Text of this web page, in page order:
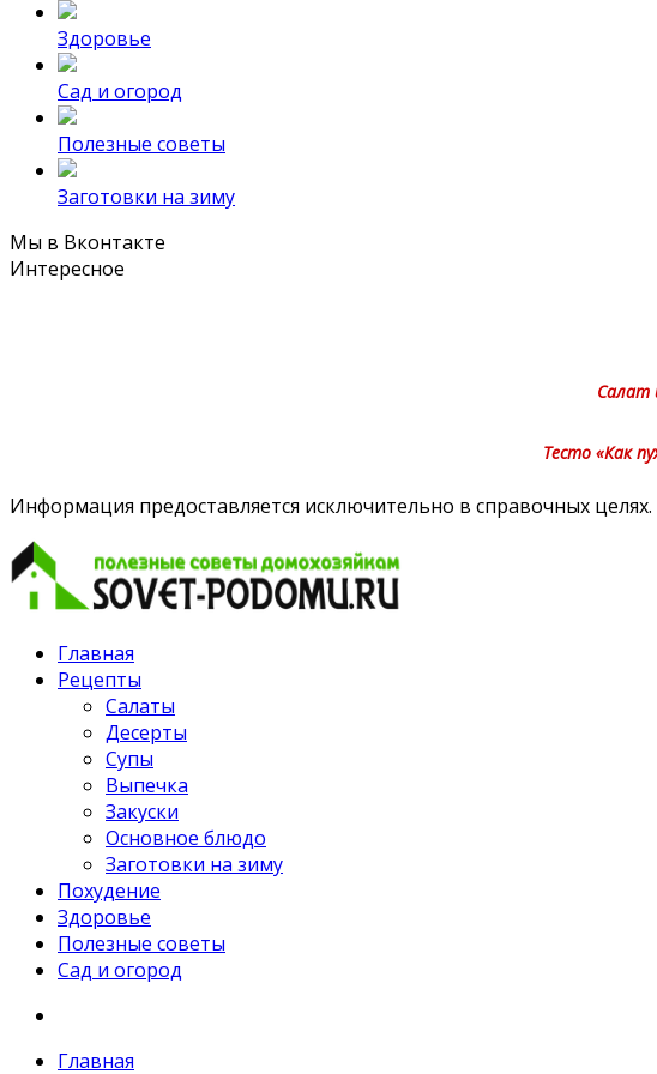
Здоровье
Сад и огород
Полезные советы
Заготовки на зиму
Мы в Вконтакте
Интересное
Салат
Тесто «Как
Информация предоставляется исключительно в справочных
Главная
Рецепты
Салаты
Десерты
Супы
Выпечка
Закуски
Основное блюдо
Заготовки на зиму
Похудение
Здоровье
Полезные советы
Сад и огород
Главная